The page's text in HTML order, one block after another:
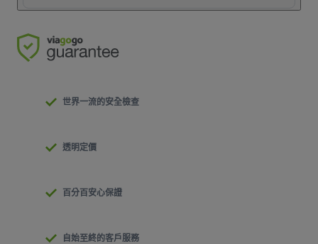
世界一流的安全檢查
透明定價
百分百安心保證
自始至終的客戶服務